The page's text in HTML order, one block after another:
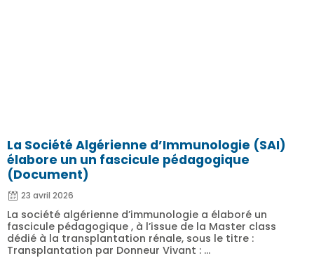
La Société Algérienne d’Immunologie (SAI)
élabore un un fascicule pédagogique
(Document)
23 avril 2026
La société algérienne d’immunologie a élaboré un
fascicule pédagogique , à l’issue de la Master class
dédié à la transplantation rénale, sous le titre :
Transplantation par Donneur Vivant : ...